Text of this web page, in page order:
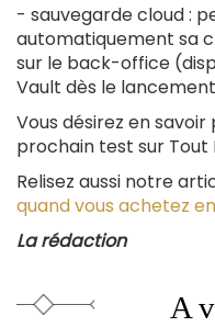
- sauvegarde cloud:
automatiquement sa
sur le back-office
Vault dès le
Vous désirez en
prochain test sur Tout
Relisez aussi notre
quand vous achetez
La rédaction
A